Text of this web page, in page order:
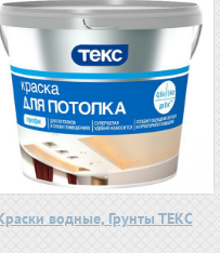
водные, Грунты ТЕКС